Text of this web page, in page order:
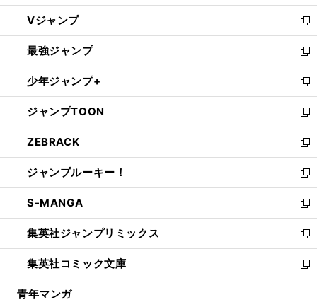
ウ
ィ
ン
ド
ウ
で
開
く
し
い
ウ
ィ
ン
ド
ウ
で
開
く
Vジャンプ
新
し
い
ウ
ィ
ン
ド
ウ
で
開
く
最強ジャンプ
新
し
い
ウ
ィ
ン
ド
ウ
で
開
く
少年ジャンプ+
新
し
い
ウ
ィ
ン
ド
ウ
で
開
く
ジャンプTOON
新
し
い
ウ
ィ
ン
ド
ウ
で
開
く
ZEBRACK
新
し
い
ウ
ィ
ン
ド
ウ
で
開
ジャンプルーキー！
新
し
い
ウ
ィ
ン
ド
ウ
S-MANGA
新
し
い
ウ
ィ
ン
集英社ジャンプリミックス
新
し
い
ウ
集英社コミック文庫
新
し
青年マンガ